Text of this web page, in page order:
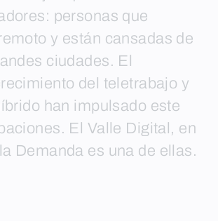
personas que
y están cansadas de
ciudades. El
del teletrabajo y
han impulsado este
El Valle Digital, en
Demanda es una de ellas.